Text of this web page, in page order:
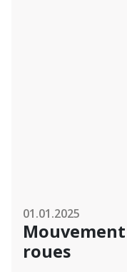
01.01.2025
roues